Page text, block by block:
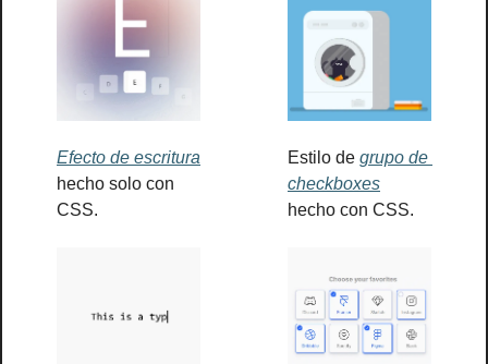
Efecto de escritura
hecho solo con
CSS.
Estilo de grupo de
checkboxes
hecho con CSS.